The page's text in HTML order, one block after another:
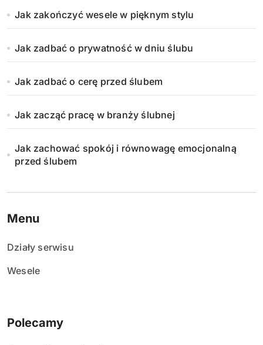
Jak zakończyć wesele w pięknym stylu
Jak zadbać o prywatność w dniu ślubu
Jak zadbać o cerę przed ślubem
Jak zacząć pracę w branży ślubnej
Jak zachować spokój i równowagę emocjonalną
przed ślubem
Menu
Działy serwisu
Wesele
Polecamy